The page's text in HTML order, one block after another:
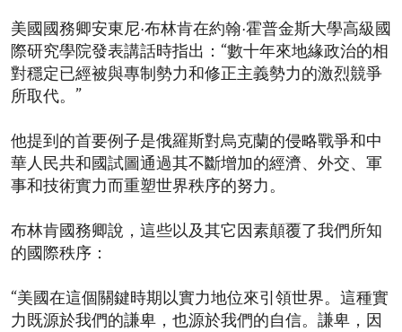
美國國務卿安東尼·布林肯在約翰·霍普金斯大學高級國
際研究學院發表講話時指出：“數十年來地緣政治的相
對穩定已經被與專制勢力和修正主義勢力的激烈競爭
所取代。”
他提到的首要例子是俄羅斯對烏克蘭的侵略戰爭和中
華人民共和國試圖通過其不斷增加的經濟、外交、軍
事和技術實力而重塑世界秩序的努力。
布林肯國務卿說，這些以及其它因素顛覆了我們所知
的國際秩序：
“美國在這個關鍵時期以實力地位來引領世界。這種實
力既源於我們的謙卑，也源於我們的自信。謙卑，因